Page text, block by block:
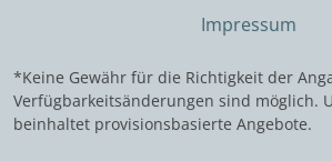
Impressum
*Keine Gewähr für die Richtigkeit der
Verfügbarkeitsänderungen sind möglich.
beinhaltet provisionsbasierte Angebote.